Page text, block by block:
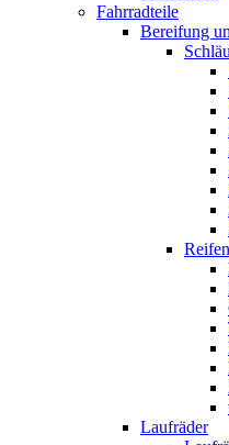
Fahrradteile
Bereifung
Reifen
Laufräder